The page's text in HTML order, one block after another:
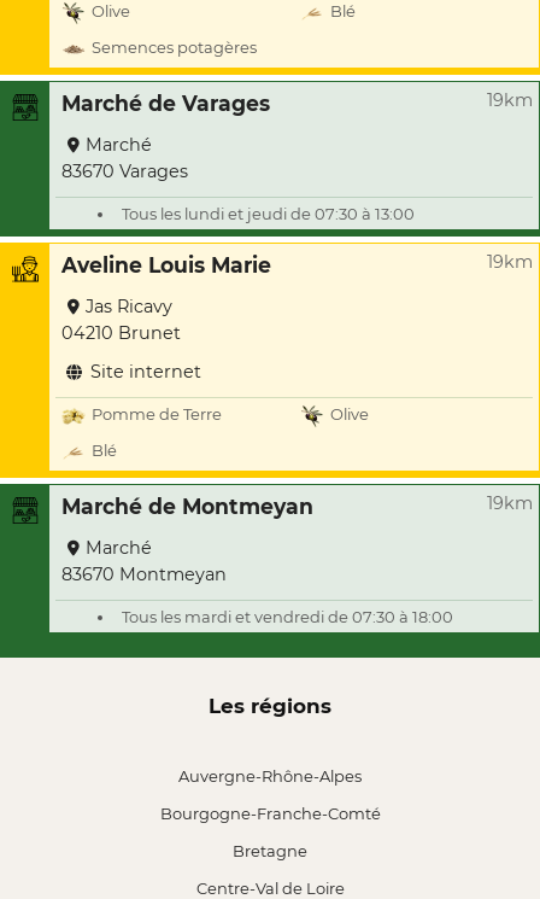
Olive
Blé
Semences potagères
Marché de Varages 19km
Marché
83670 Varages
Tous les lundi et jeudi de 07:30 à 13:00
Aveline Louis Marie 19km
Jas Ricavy
04210 Brunet
Site internet
Pomme de Terre
Olive
Blé
Marché de Montmeyan 19km
Marché
83670 Montmeyan
Tous les mardi et vendredi de 07:30 à 18:00
Les régions
Auvergne-Rhône-Alpes
Bourgogne-Franche-Comté
Bretagne
Centre-Val de Loire